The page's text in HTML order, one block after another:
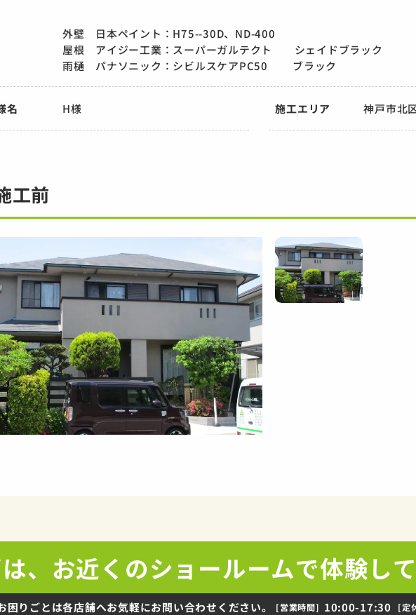
外壁 日本ペイント：H75--30D、ND-400
屋根 アイジー工業：スーパーガルテクト シェイドブラック
雨樋 パナソニック：シビルスケアPC50 ブラック
名 H様 施工エリア 神戸市北
工前
、お近くのショールームで体験し
困りごとは各店舗へお気軽にお問い合わせください。 [営業時間] 10:00-17:30 [定